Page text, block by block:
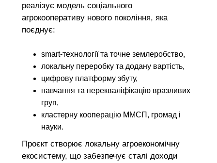
реалізує модель соціального
агрокооперативу нового покоління, яка
поєднує:
smart-технології та точне землеробство,
локальну переробку та додану вартість,
цифрову платформу збуту,
навчання та перекваліфікацію вразливих
груп,
кластерну кооперацію ММСП, громад і
науки.
Проєкт створює локальну агроекономічну
екосистему, що забезпечує сталі доходи